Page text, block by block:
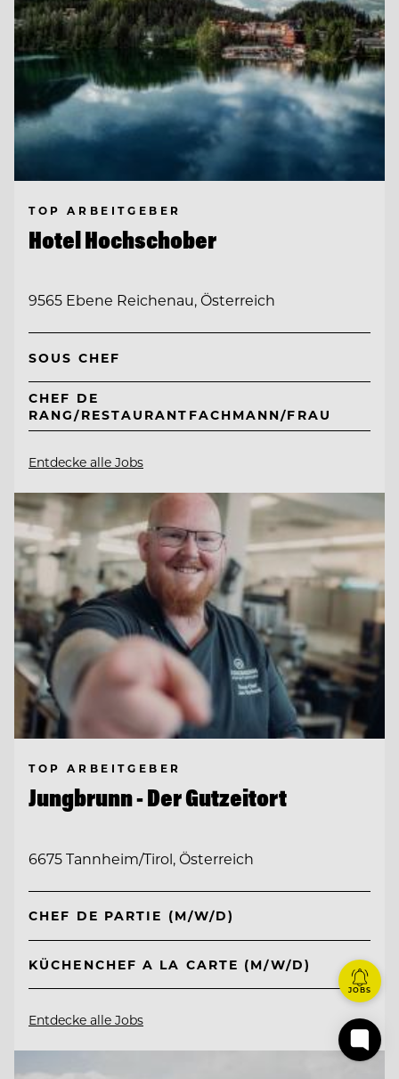
TOP ARBEITGEBER
Hotel Hochschober
9565 Ebene Reichenau, Österreich
SOUS CHEF
CHEF DE
RANG/RESTAURANTFACHMANN/FRAU
Entdecke alle Jobs
TOP ARBEITGEBER
Jungbrunn - Der Gutzeitort
6675 Tannheim/Tirol, Österreich
CHEF DE PARTIE (M/W/D)
KÜCHENCHEF A LA CARTE (M/W/D)
Entdecke alle Jobs
JOBS